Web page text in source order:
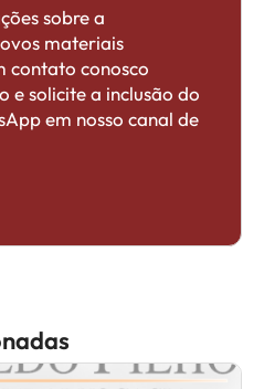
sobre a
materiais
contato conosco
e solicite a inclusão do
em nosso canal de